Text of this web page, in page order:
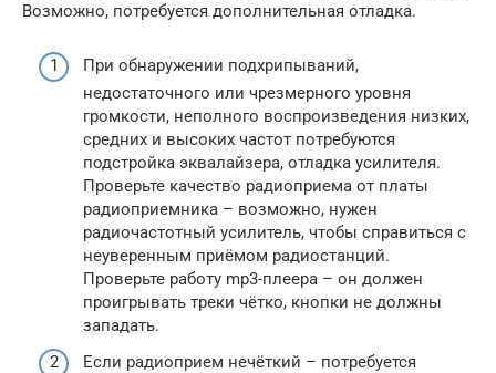
Возможно, потребуется дополнительная отладка.
При обнаружении подхрипываний,
недостаточного или чрезмерного уровня
громкости, неполного воспроизведения низких,
средних и высоких частот потребуются
подстройка эквалайзера, отладка усилителя.
Проверьте качество радиоприема от платы
радиоприемника – возможно, нужен
радиочастотный усилитель, чтобы справиться с
неуверенным приёмом радиостанций.
Проверьте работу mp3-плеера – он должен
проигрывать треки чётко, кнопки не должны
западать.
Если радиоприем нечёткий – потребуется